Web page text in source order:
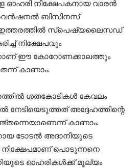
ഓഹരി നിക്ഷേപകനായ വാരന്‍
ബിസിനസ്
ഇത്തരത്തില്‍ സ്‌പെഷ്യലൈസഡ്
നിക്ഷേപവും
ഈ കോറോണക്കാലത്തും
കാണാം.
ശതകോടികള്‍ കേവലം
നേടിയെടുത്തത് അദ്ദേഹത്തിന്റെ
കാണാം.
ടോടല്‍ അദാനിയുടെ
നിക്ഷേപമാണ് പൊടുന്നനെ
ഓഹരികള്‍ക്ക് മൂല്യം